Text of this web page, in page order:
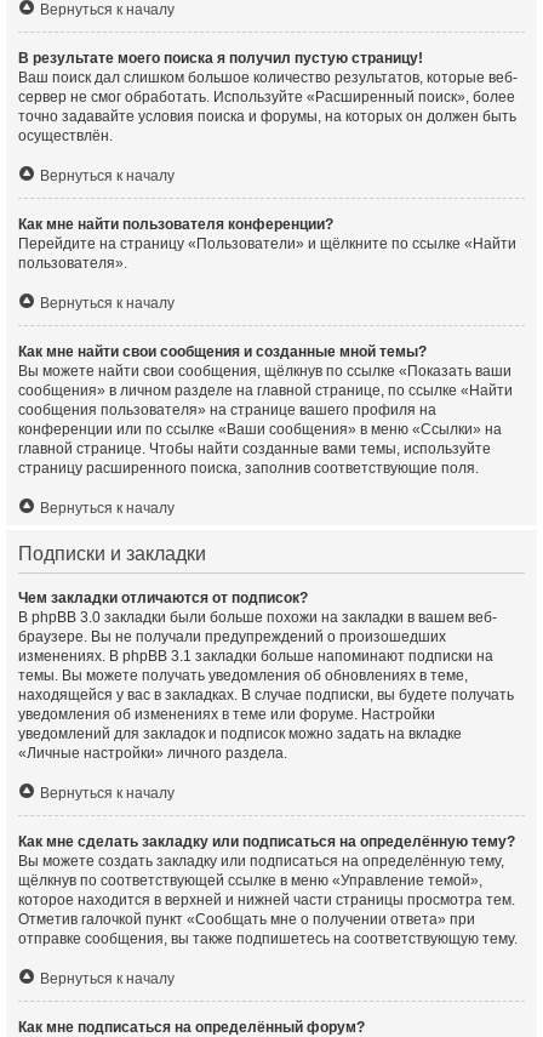
Вернуться к началу
В результате моего поиска я получил пустую страницу!
Ваш поиск дал слишком большое количество результатов, которые веб-
сервер не смог обработать. Используйте «Расширенный поиск», более
точно задавайте условия поиска и форумы, на которых он должен быть
осуществлён.
Вернуться к началу
Как мне найти пользователя конференции?
Перейдите на страницу «Пользователи» и щёлкните по ссылке «Найти
пользователя».
Вернуться к началу
Как мне найти свои сообщения и созданные мной темы?
Вы можете найти свои сообщения, щёлкнув по ссылке «Показать ваши
сообщения» в личном разделе на главной странице, по ссылке «Найти
сообщения пользователя» на странице вашего профиля на
конференции или по ссылке «Ваши сообщения» в меню «Ссылки» на
главной странице. Чтобы найти созданные вами темы, используйте
страницу расширенного поиска, заполнив соответствующие поля.
Вернуться к началу
Подписки и закладки
Чем закладки отличаются от подписок?
В phpBB 3.0 закладки были больше похожи на закладки в вашем веб-
браузере. Вы не получали предупреждений о произошедших
изменениях. В phpBB 3.1 закладки больше напоминают подписки на
темы. Вы можете получать уведомления об обновлениях в теме,
находящейся у вас в закладках. В случае подписки, вы будете получать
уведомления об изменениях в теме или форуме. Настройки
уведомлений для закладок и подписок можно задать на вкладке
«Личные настройки» личного раздела.
Вернуться к началу
Как мне сделать закладку или подписаться на определённую тему?
Вы можете создать закладку или подписаться на определённую тему,
щёлкнув по соответствующей ссылке в меню «Управление темой»,
которое находится в верхней и нижней части страницы просмотра тем.
Отметив галочкой пункт «Сообщать мне о получении ответа» при
отправке сообщения, вы также подпишетесь на соответствующую тему.
Вернуться к началу
Как мне подписаться на определённый форум?